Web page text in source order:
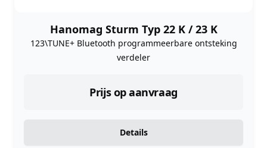
Hanomag Sturm Typ 22 K / 23 K
123\TUNE+ Bluetooth programmeerbare ontsteking
verdeler
Prijs op aanvraag
Details